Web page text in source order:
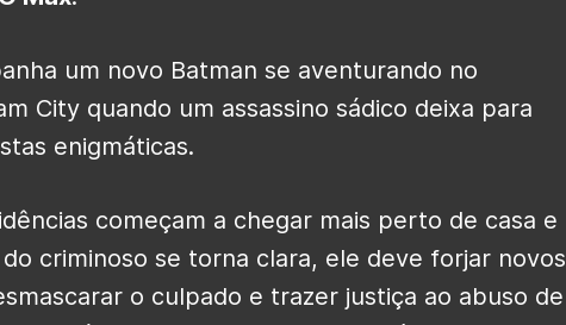
um novo Batman se aventurando no
City quando um assassino sádico deixa para
enigmáticas.
começam a chegar mais perto de casa e
criminoso se torna clara, ele deve forjar novos
o culpado e trazer justiça ao abuso de